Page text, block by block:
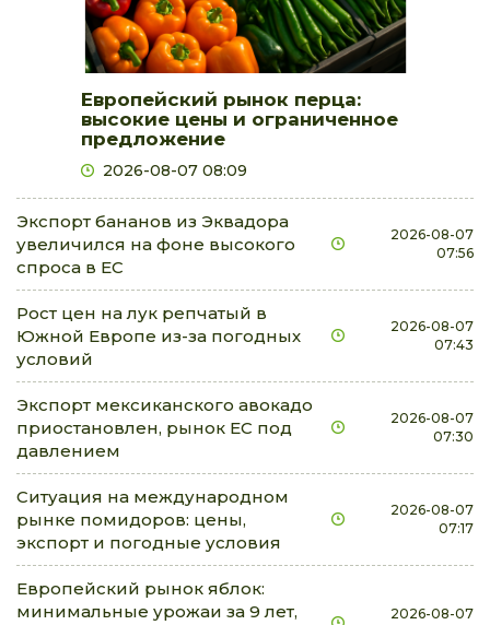
Европейский рынок перца:
высокие цены и ограниченное
предложение
2026-08-07 08:09
Экспорт бананов из Эквадора
увеличился на фоне высокого
спроса в ЕС
2026-08-07
07:56
Рост цен на лук репчатый в
Южной Европе из-за погодных
условий
2026-08-07
07:43
Экспорт мексиканского авокадо
приостановлен, рынок ЕС под
давлением
2026-08-07
07:30
Ситуация на международном
рынке помидоров: цены,
экспорт и погодные условия
2026-08-07
07:17
Европейский рынок яблок:
минимальные урожаи за 9 лет,
2026-08-07